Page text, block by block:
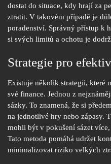
dostat do situace, kdy hrají za
ztratit. V takovém případě je
poradenství. Správný přístup k
si svých limitů a ochotu je
Strategie pro
Existuje několik strategií, které
své finance. Jednou z
sázky. To znamená, že si
na jednotlivé hry nebo zápasy.
mohli být v pokušení sázet
Tato metoda pomáhá udržet
minimalizovat riziko velkých